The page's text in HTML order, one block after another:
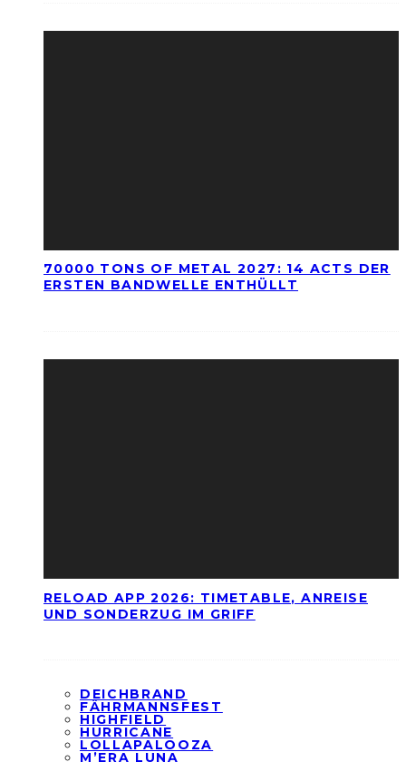
70000 TONS OF METAL 2027: 14 ACTS DER
ERSTEN BANDWELLE ENTHÜLLT
RELOAD APP 2026: TIMETABLE, ANREISE
UND SONDERZUG IM GRIFF
DEICHBRAND
FÄHRMANNSFEST
HIGHFIELD
HURRICANE
LOLLAPALOOZA
M’ERA LUNA